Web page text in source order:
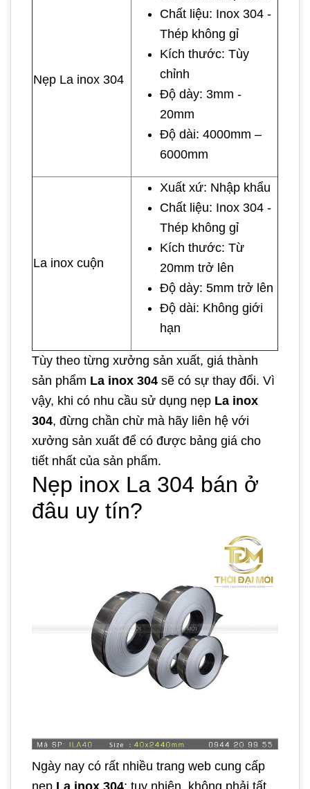
Nẹp La inox 304
Chất liệu: Inox 304 -
Thép không gỉ
Kích thước: Tùy
chỉnh
Độ dày: 3mm -
20mm
Độ dài: 4000mm –
6000mm
La inox cuộn
Xuất xứ: Nhập khẩu
Chất liệu: Inox 304 -
Thép không gỉ
Kích thước: Từ
20mm trở lên
Độ dày: 5mm trở lên
Độ dài: Không giới
hạn
Tùy theo từng xưởng sản xuất, giá thành
sản phẩm La inox 304 sẽ có sự thay đổi. Vì
vậy, khi có nhu cầu sử dụng nẹp La inox
304, đừng chần chừ mà hãy liên hệ với
xưởng sản xuất để có được bảng giá cho
tiết nhất của sản phẩm.
Nẹp inox La 304 bán ở
đâu uy tín?
Ngày nay có rất nhiều trang web cung cấp
nẹp La inox 304; tuy nhiên, không phải tất